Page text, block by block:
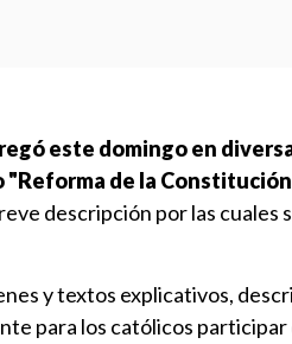
este domingo en
de la
descripción por las
y textos explicativos,
para los católicos participar